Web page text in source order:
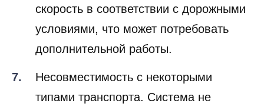
скорость в соответствии с дорожными
условиями, что может потребовать
дополнительной работы.
Несовместимость с некоторыми
типами транспорта. Система не